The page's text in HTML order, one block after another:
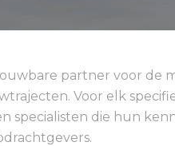
partner voor de
Voor elk
specialisten die hun